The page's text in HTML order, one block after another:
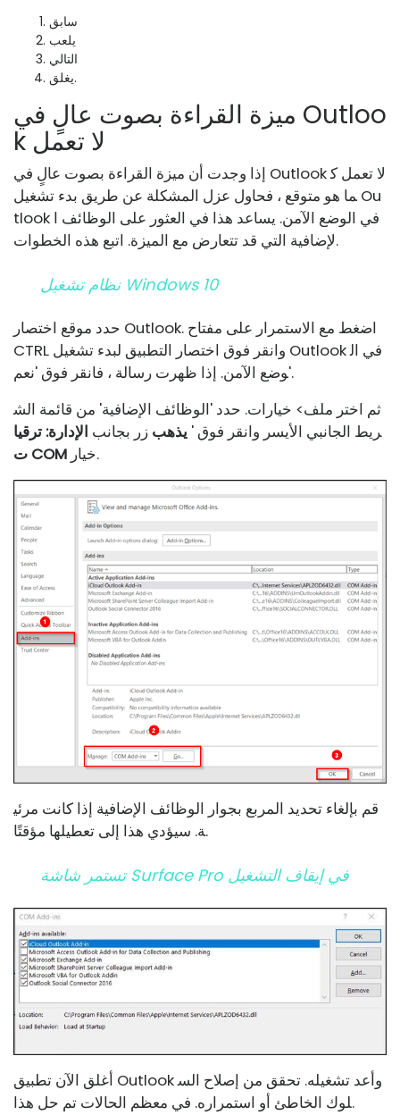
سابق
يلعب
التالي
يغلق.
ميزة القراءة بصوت عالٍ في Outloo
k لا تعمل
إذا وجدت أن ميزة القراءة بصوت عالٍ في Outlook لا تعمل ك
ما هو متوقع ، فحاول عزل المشكلة عن طريق بدء تشغيل Ou
tlook في الوضع الآمن. يساعد هذا في العثور على الوظائف ا
لإضافية التي قد تتعارض مع الميزة. اتبع هذه الخطوات.
نظام تشغيل Windows 10
حدد موقع اختصار Outlook. اضغط مع الاستمرار على مفتاح
CTRL وانقر فوق اختصار التطبيق لبدء تشغيل Outlook في ال
وضع الآمن. إذا ظهرت رسالة ، فانقر فوق 'نعم'.
ثم اختر ملف> خيارات. حدد 'الوظائف الإضافية' من قائمة الش
ريط الجانبي الأيسر وانقر فوق ' يذهب زر بجانب الإدارة: ترقيا
ت COM
خيار.
قم بإلغاء تحديد المربع بجوار الوظائف الإضافية إذا كانت مرئي
ة. سيؤدي هذا إلى تعطيلها مؤقتًا.
تستمر شاشة Surface Pro في إيقاف التشغيل
أغلق الآن تطبيق Outlook وأعد تشغيله. تحقق من إصلاح الس
لوك الخاطئ أو استمراره. في معظم الحالات تم حل هذا.